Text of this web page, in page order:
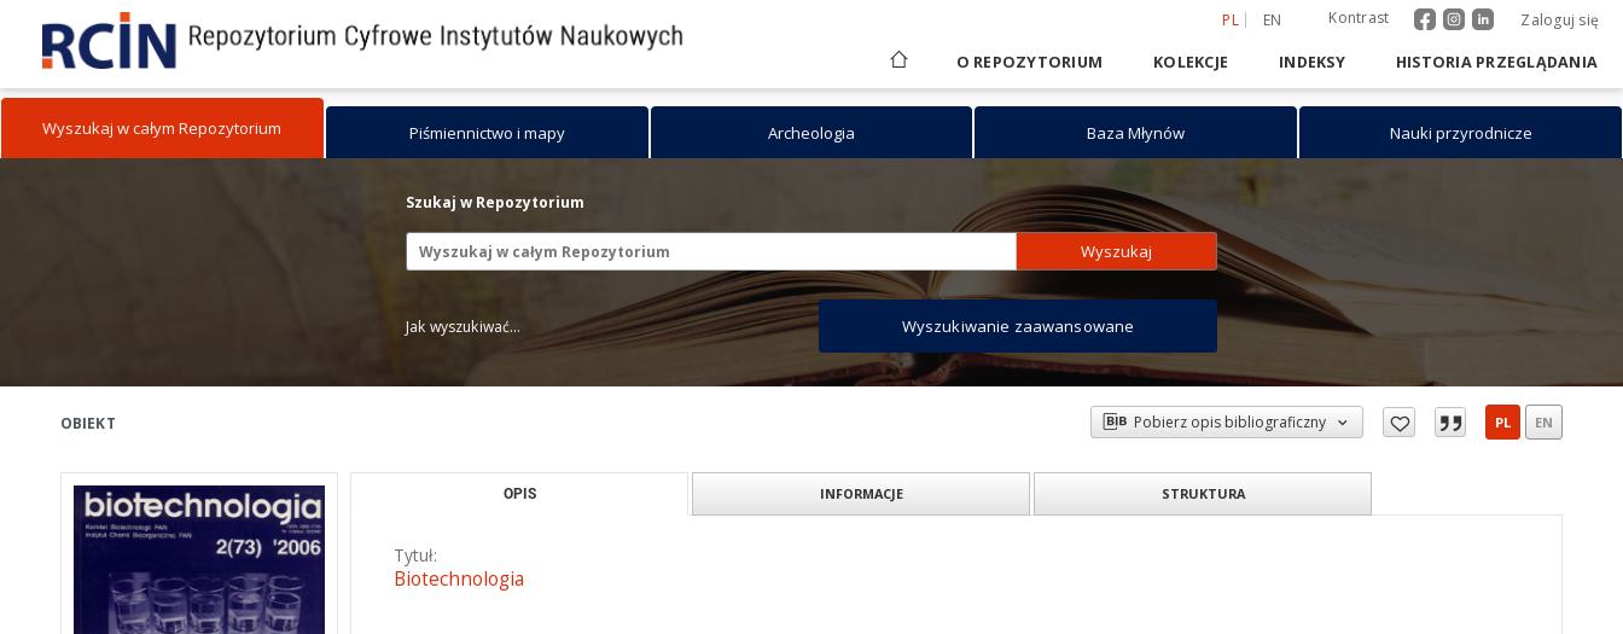
PL EN Kontrast Zaloguj się
O REPOZYTORIUM KOLEKCJE INDEKSY HISTORIA PRZEGLĄDANIA
Wyszukaj w całym Repozytorium Piśmiennictwo i mapy Archeologia Baza Młynów Nauki przyrodnicze
Szukaj w Repozytorium
Wyszukaj
Jak wyszukiwać... Wyszukiwanie zaawansowane
OBIEKT Pobierz opis bibliograficzny PL EN
OPIS INFORMACJE STRUKTURA
Tytuł:
Biotechnologia